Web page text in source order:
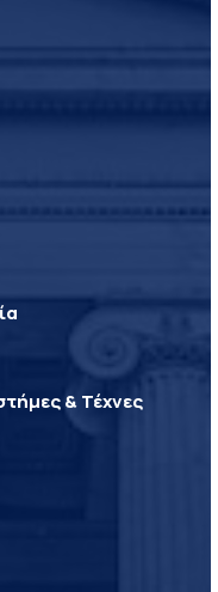
& Τέχνες